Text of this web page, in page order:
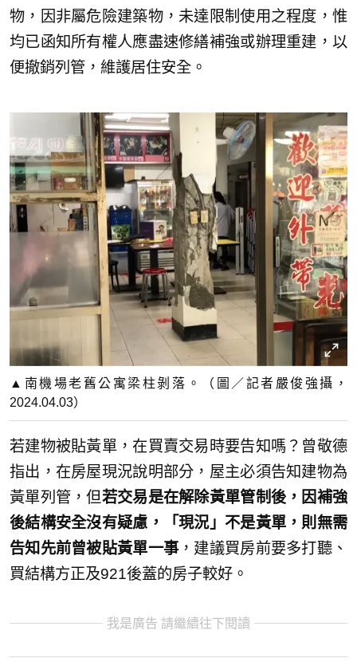
物，因非屬危險建築物，未達限制使用之程度，惟
均已函知所有權人應盡速修繕補強或辦理重建，以
便撤銷列管，維護居住安全。
▲南機場老舊公寓梁柱剝落。（圖／記者嚴俊強攝，
2024.04.03）
若建物被貼黃單，在買賣交易時要告知嗎？曾敬德
指出，在房屋現況說明部分，屋主必須告知建物為
黃單列管，但若交易是在解除黃單管制後，因補強
後結構安全沒有疑慮，「現況」不是黃單，則無需
告知先前曾被貼黃單一事，建議買房前要多打聽、
買結構方正及921後蓋的房子較好。
我是廣告 請繼續往下閱讀